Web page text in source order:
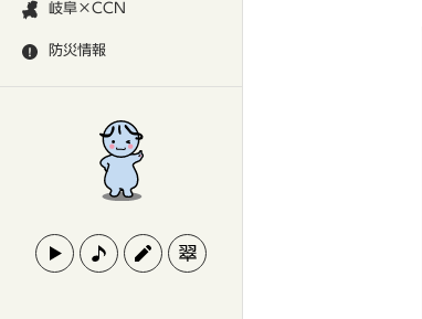
岐阜×CCN
防災情報